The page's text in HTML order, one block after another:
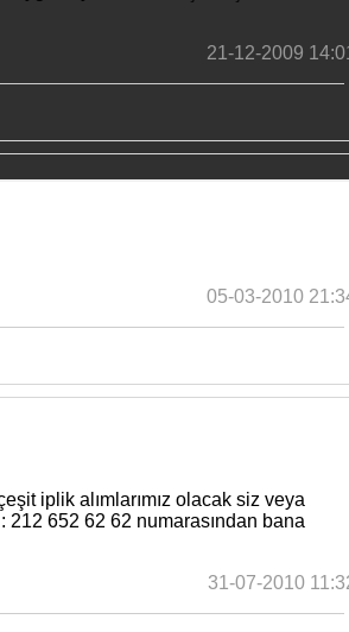
21-12-2009 14:01
05-03-2010
iplik alımlarımız olacak siz veya
652 62 62 numarasından bana
31-07-2010